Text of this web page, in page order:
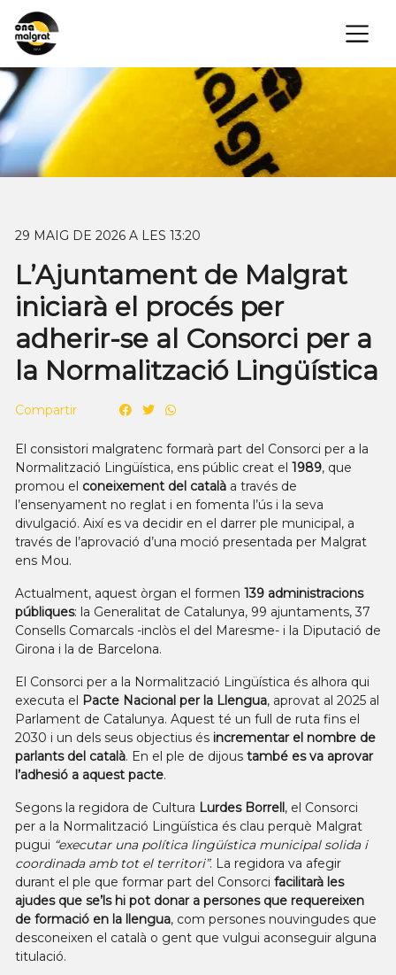
×
29 MAIG DE 2026 A LES 13:20
L’Ajuntament de Malgrat
iniciarà el procés per
adherir-se al Consorci per a
la Normalització Lingüística
Compartir
El consistori malgratenc formarà part del Consorci per a la
Normalització Lingüística, ens públic creat el 1989, que
promou el coneixement del català a través de
l’ensenyament no reglat i en fomenta l’ús i la seva
divulgació. Així es va decidir en el darrer ple municipal, a
través de l’aprovació d’una moció presentada per Malgrat
ens Mou.
Actualment, aquest òrgan el formen 139 administracions
públiques: la Generalitat de Catalunya, 99 ajuntaments, 37
Consells Comarcals -inclòs el del Maresme- i la Diputació de
Girona i la de Barcelona.
El Consorci per a la Normalització Lingüística és alhora qui
executa el Pacte Nacional per la Llengua, aprovat al 2025 al
Parlament de Catalunya. Aquest té un full de ruta fins el
2030 i un dels seus objectius és incrementar el nombre de
parlants del català. En el ple de dijous també es va aprovar
l’adhesió a aquest pacte.
Segons la regidora de Cultura Lurdes Borrell, el Consorci
per a la Normalització Lingüística és clau perquè Malgrat
pugui “executar una política lingüística municipal solida i
coordinada amb tot el territori”. La regidora va afegir
durant el ple que formar part del Consorci facilitarà les
ajudes que se’ls hi pot donar a persones que requereixen
de formació en la llengua, com persones nouvingudes que
desconeixen el català o gent que vulgui aconseguir alguna
titulació.